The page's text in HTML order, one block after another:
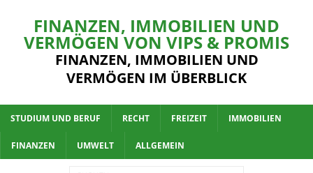
FINANZEN, IMMOBILIEN UND
VERMÖGEN VON VIPS & PROMIS
FINANZEN, IMMOBILIEN UND
VERMÖGEN IM ÜBERBLICK
STUDIUM UND BERUF RECHT FREIZEIT IMMOBILIEN
FINANZEN UMWELT ALLGEMEIN